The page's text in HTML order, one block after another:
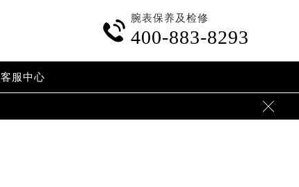

腕表保养及检修
400-883-8293
客服中心
